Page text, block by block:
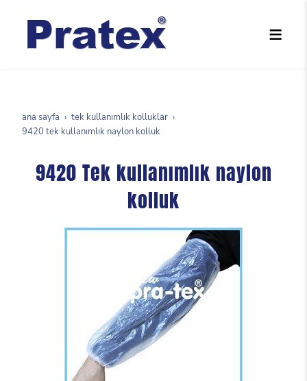
ana sayfa
tek kullanımlık kolluklar
9420 tek kullanımlık naylon kolluk
9420 Tek kullanımlık naylon
kolluk